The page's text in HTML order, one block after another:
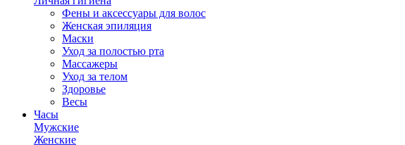
Фены и аксессуары для волос
Женская эпиляция
Маски
Уход за полостью рта
Массажеры
Уход за телом
Здоровье
Весы
Часы
Мужские
Женские